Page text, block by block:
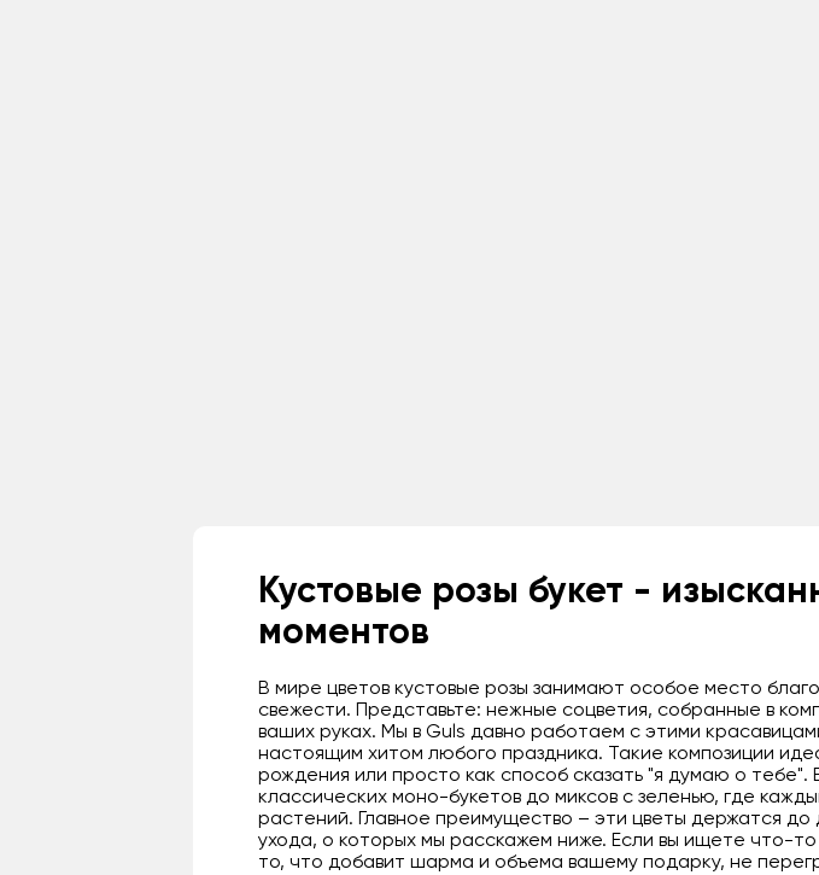
Кустовые розы букет -
моментов
В мире цветов кустовые розы занимают особое место
свежести. Представьте: нежные соцветия, собранные в
ваших руках. Мы в Guls давно работаем с этими
настоящим хитом любого праздника. Такие композиции
рождения или просто как способ сказать "я думаю о
классических моно-букетов до миксов с зеленью, где
растений. Главное преимущество – эти цветы держатся
ухода, о которых мы расскажем ниже. Если вы ищете что-
то, что добавит шарма и объема вашему подарку, не